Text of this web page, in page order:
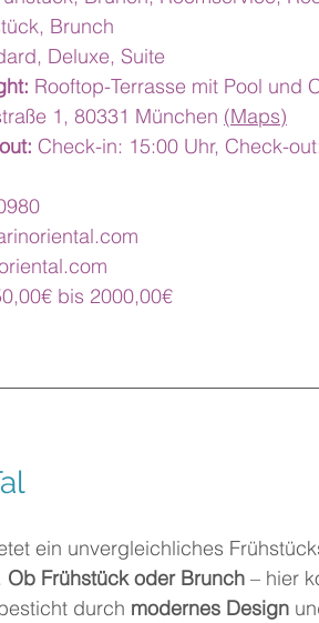
Brunch
Deluxe, Suite
Rooftop-Terrasse mit Pool und
1, 80331 München (Maps)
Check-in: 15:00 Uhr, Check-
bis 2000,00€
ein unvergleichliches
Ob Frühstück oder Brunch – hier
durch modernes Design